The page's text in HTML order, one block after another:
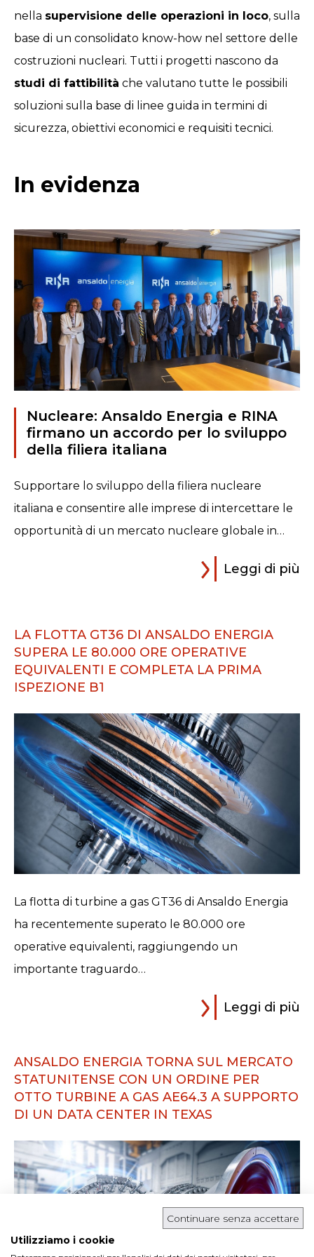
nella supervisione delle operazioni in loco, sulla
base di un consolidato know-how nel settore delle
costruzioni nucleari. Tutti i progetti nascono da
studi di fattibilità che valutano tutte le possibili
soluzioni sulla base di linee guida in termini di
sicurezza, obiettivi economici e requisiti tecnici.
In evidenza
Nucleare: Ansaldo Energia e RINA
firmano un accordo per lo sviluppo
della filiera italiana
Supportare lo sviluppo della filiera nucleare
italiana e consentire alle imprese di intercettare le
opportunità di un mercato nucleare globale in…
Leggi di più
LA FLOTTA GT36 DI ANSALDO ENERGIA
SUPERA LE 80.000 ORE OPERATIVE
EQUIVALENTI E COMPLETA LA PRIMA
ISPEZIONE B1
La flotta di turbine a gas GT36 di Ansaldo Energia
ha recentemente superato le 80.000 ore
operative equivalenti, raggiungendo un
importante traguardo…
Leggi di più
ANSALDO ENERGIA TORNA SUL MERCATO
STATUNITENSE CON UN ORDINE PER
OTTO TURBINE A GAS AE64.3 A SUPPORTO
DI UN DATA CENTER IN TEXAS
Continuare senza accettare
Utilizziamo i cookie